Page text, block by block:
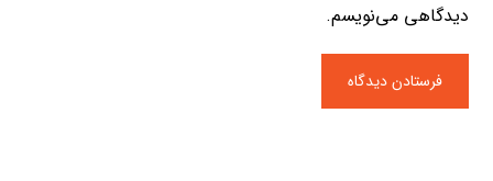
دیدگاهی می‌نویسم.